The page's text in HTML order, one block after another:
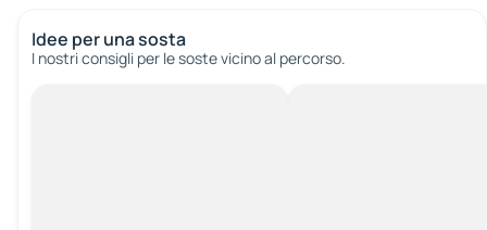
Idee per una sosta
I nostri consigli per le soste vicino al percorso.